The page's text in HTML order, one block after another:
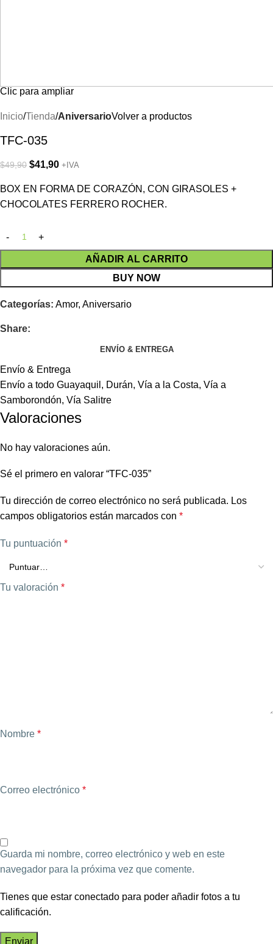
Clic para ampliar
Inicio Tienda AniversarioVolver a productos
TFC-035
$49,90 $41,90 +IVA
BOX EN FORMA DE CORAZÓN, CON GIRASOLES +
CHOCOLATES FERRERO ROCHER.
AÑADIR AL CARRITO
BUY NOW
Categorías: Amor, Aniversario
Share:
ENVÍO & ENTREGA
Envío & Entrega
Envío a todo Guayaquil, Durán, Vía a la Costa, Vía a
Samborondón, Vía Salitre
Valoraciones
No hay valoraciones aún.
Sé el primero en valorar “TFC-035”
Tu dirección de correo electrónico no será publicada. Los
campos obligatorios están marcados con *
Tu puntuación *
Tu valoración *
Nombre *
Correo electrónico *
Guarda mi nombre, correo electrónico y web en este
navegador para la próxima vez que comente.
Tienes que estar conectado para poder añadir fotos a tu
calificación.